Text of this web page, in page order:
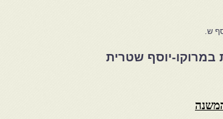
ש.
במרוקו-יוסף שטרית